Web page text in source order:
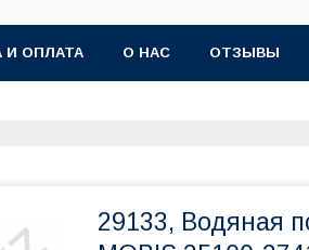
И ОПЛАТА О НАС ОТЗЫВЫ
29133, Водяная